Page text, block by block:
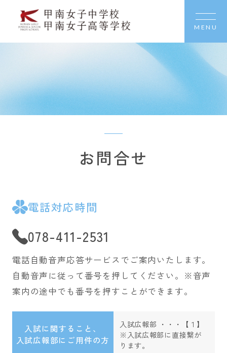
MENU
お問合せ
電話対応時間
078-411-2531
電話自動音声応答サービスでご案内いたします。
自動音声に従って番号を押してください。※音声
案内の途中でも番号を押すことができます。
入試に関すること、
入試広報部にご用件の方
入試広報部 ・・・【１】
※入試広報部に直接繋が
ります。